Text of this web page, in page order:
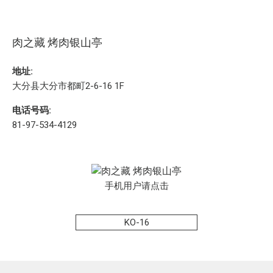
肉之藏 烤肉银山亭
地址:
大分县大分市都町2-6-16 1F
电话号码:
81-97-534-4129
手机用户请点击
KO-16